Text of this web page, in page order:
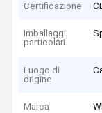
Certificazione
Imballaggi
particolari
Luogo di
origine
Marca